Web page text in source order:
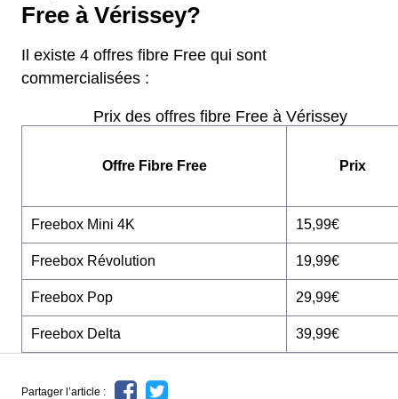
Free à Vérissey?
Il existe 4 offres fibre Free qui sont
commercialisées :
Prix des offres fibre Free à Vérissey
Offre Fibre Free Prix
Freebox Mini 4K 15,99€
Freebox Révolution 19,99€
Freebox Pop 29,99€
Freebox Delta 39,99€
Partager l’article :